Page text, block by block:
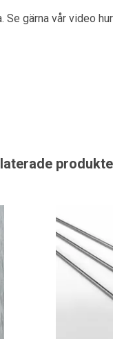
gärna vår video